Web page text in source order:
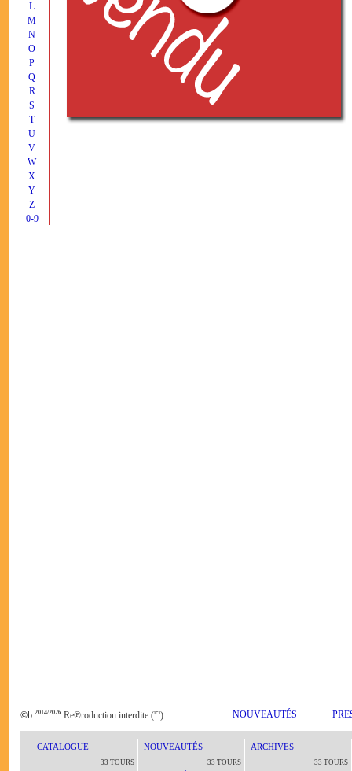
L
M
N
O
P
Q
R
S
T
U
V
W
X
Y
Z
0-9
©b 2014/2026 Re℗roduction interdite (ici) NOUVEAUTÉS
CATALOGUE
33 TOURS
NOUVEAUTÉS
33 TOURS
ARCHIVES
33 TOURS